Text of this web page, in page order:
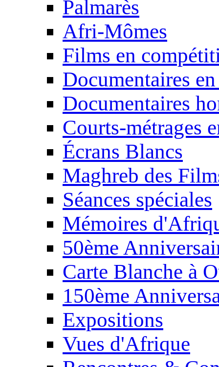
Palmarès
Afri-Mômes
Films en
Documentaires
Documentaires
Courts-métrages
Écrans Blancs
Maghreb des
Séances spéciales
Mémoires
50ème
Carte Blanche à
150ème
Expositions
Vues d'Afrique